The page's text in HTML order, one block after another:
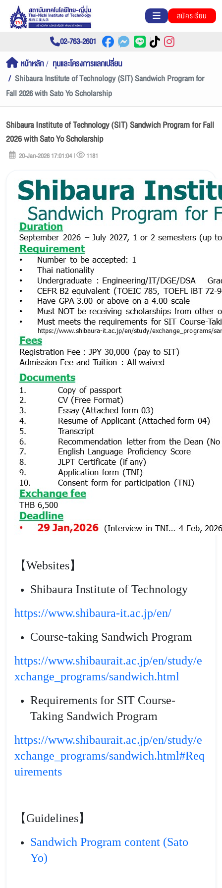
สมัครเรียน
02-763-2601
หน้าหลัก
ทุนและโครงการแลกเปลี่ยน
Shibaura Institute of Technology (SIT) Sandwich Program for
Fall 2026 with Sato Yo Scholarship
Shibaura Institute of Technology (SIT) Sandwich Program for Fall
2026 with Sato Yo Scholarship
20-Jan-2026 17:01:04 | 1181
【Websites】
Shibaura Institute of Technology
https://www.shibaura-it.ac.jp/en/
Course-taking Sandwich Program
https://www.shibaurait.ac.jp/en/study/e
xchange_programs/sandwich.html
Requirements for SIT Course-
Taking Sandwich Program
https://www.shibaurait.ac.jp/en/study/e
xchange_programs/sandwich.html#Req
uirements
【Guidelines】
Sandwich Program content (Sato
Yo)